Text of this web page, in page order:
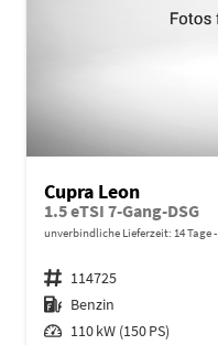
Cupra Leon
1.5 eTSI 7-Gang-DSG
unverbindliche Lieferzeit: 14 Tage
Fahrzeugnr. 114725
Kraftstoff Benzin
Leistung 110 kW (150 PS)